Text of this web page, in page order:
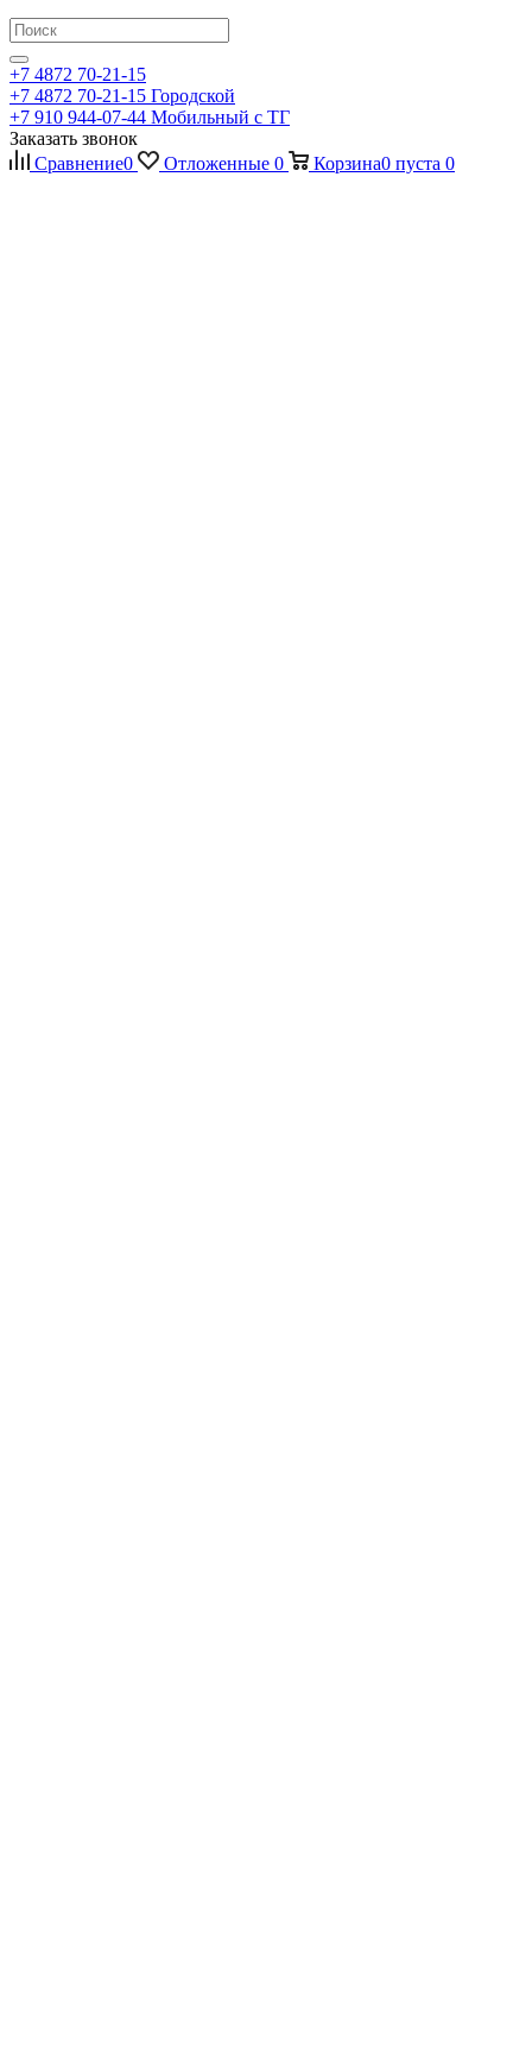
+7 4872 70-21-15
+7 4872 70-21-15 Городской
+7 910 944-07-44 Мобильный с ТГ
Заказать звонок
Сравнение0 Отложенные 0 Корзина0 пуста 0